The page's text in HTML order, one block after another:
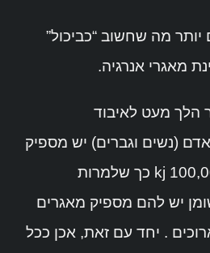
יותר מה שחשוב “כביכול”
מאגרי אנרגיה.
הלך מעט לאיבוד
(נשים וגברים) יש מספיק
מאגרי שומן עד ל 100,000 kj כך שלמרות
יש להם מספיק מאגרים
. יחד עם זאת, אכן ככל